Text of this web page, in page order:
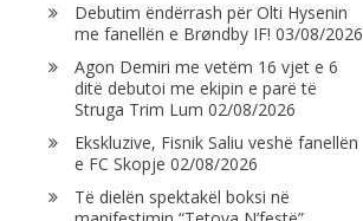
Debutim ëndërrash për Olti Hysenin
me fanellën e Brøndby IF! 03/08/2026
Agon Demiri me vetëm 16 vjet e 6
ditë debutoi me ekipin e parë të
Struga Trim Lum 02/08/2026
Ekskluzive, Fisnik Saliu veshë fanellën
e FC Skopje 02/08/2026
Të dielën spektakël boksi në